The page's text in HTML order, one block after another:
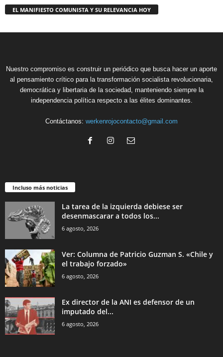
EL MANIFIESTO COMUNISTA Y SU RELEVANCIA HOY
Nuestro compromiso es construir un periódico que busca hacer un aporte
al pensamiento crítico para la transformación socialista revolucionaria,
democrática y libertaria de la sociedad, manteniendo siempre la
independencia política respecto a las élites dominantes.
Contáctanos: werkenrojocontacto@gmail.com
Incluso más noticias
La tarea de la izquierda debiese ser
desenmascarar a todos los...
6 agosto, 2026
Ver: Columna de Patricio Guzman S. «Chile y
el trabajo forzado»
6 agosto, 2026
Ex director de la ANI es defensor de un
imputado del...
6 agosto, 2026